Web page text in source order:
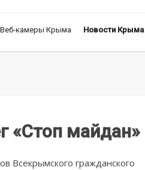
Веб-камеры Крыма Новости Крыма
«Стоп майдан»
Всекрымского гражданского